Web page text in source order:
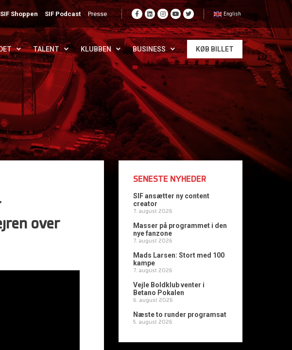
SIF Shoppen SIF Podcast Presse English
TALENT KLUBBEN BUSINESS KØB BILLET
over
SENESTE NYHEDER
SIF ansætter ny content
creator
7. august 2026
Masser på programmet i den
nye fanzone
7. august 2026
Mads Larsen: Stort med 100
kampe
7. august 2026
Vejle Boldklub venter i
Betano Pokalen
6. august 2026
Næste to runder programsat
5. august 2026